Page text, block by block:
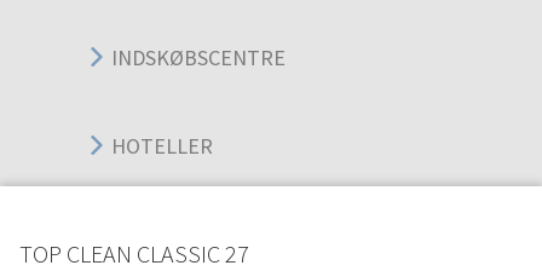
TOP CLEAN CLASSIC 27
INDSKØBSCENTRE
HOTELLER